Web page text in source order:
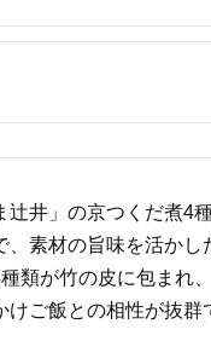
料
ル
人気 特産品 お取り
寄せ グルメ プレゼン
板柳町のふるさと納
紹介
辻井」の京つくだ煮4
、素材の旨味を活か
類が竹の皮に包まれ
けご飯との相性が抜